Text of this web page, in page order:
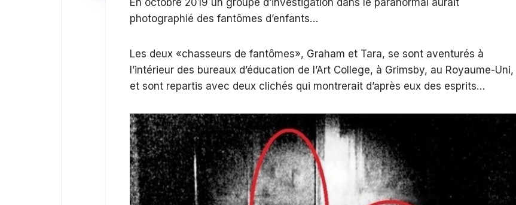
En octobre 2019 un groupe d’investigation dans le paranormal aurait
photographié des fantômes d’enfants…
Les deux «chasseurs de fantômes», Graham et Tara, se sont aventurés à
l’intérieur des bureaux d’éducation de l’Art College, à Grimsby, au Royaume-Uni,
et sont repartis avec deux clichés qui montrerait d’après eux des esprits…